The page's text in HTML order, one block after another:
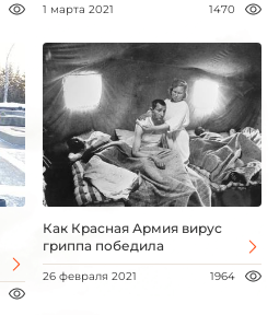
1 марта 2021 1470
Как Красная Армия вирус
гриппа победила
26 февраля 2021 1964